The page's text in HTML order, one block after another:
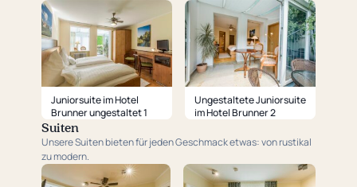
Juniorsuite im Hotel
Brunner ungestaltet 1
Ungestaltete Juniorsuite
im Hotel Brunner 2
Suiten
Unsere Suiten bieten für jeden Geschmack etwas: von rustikal
zu modern.